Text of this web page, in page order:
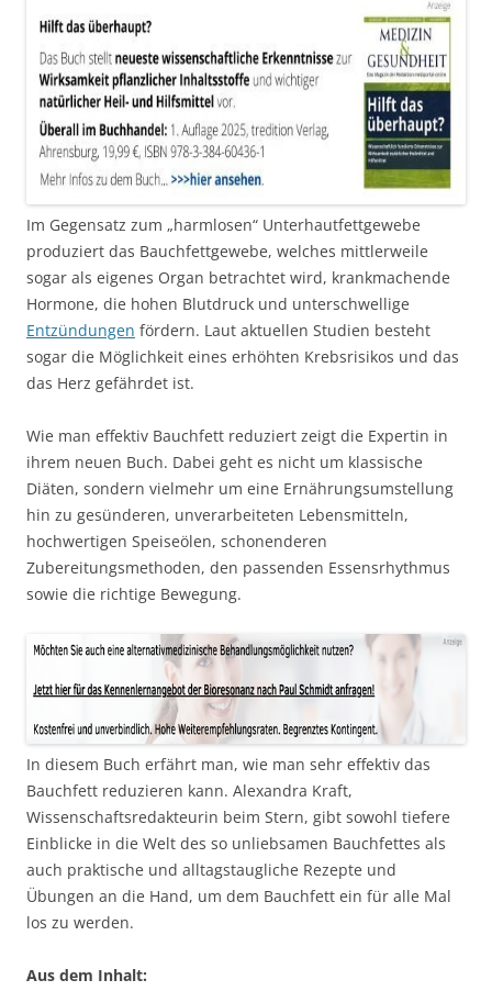
Im Gegensatz zum „harmlosen“ Unterhautfettgewebe
produziert das Bauchfettgewebe, welches mittlerweile
sogar als eigenes Organ betrachtet wird, krankmachende
Hormone, die hohen Blutdruck und unterschwellige
Entzündungen fördern. Laut aktuellen Studien besteht
sogar die Möglichkeit eines erhöhten Krebsrisikos und das
das Herz gefährdet ist.
Wie man effektiv Bauchfett reduziert zeigt die Expertin in
ihrem neuen Buch. Dabei geht es nicht um klassische
Diäten, sondern vielmehr um eine Ernährungsumstellung
hin zu gesünderen, unverarbeiteten Lebensmitteln,
hochwertigen Speiseölen, schonenderen
Zubereitungsmethoden, den passenden Essensrhythmus
sowie die richtige Bewegung.
In diesem Buch erfährt man, wie man sehr effektiv das
Bauchfett reduzieren kann. Alexandra Kraft,
Wissenschaftsredakteurin beim Stern, gibt sowohl tiefere
Einblicke in die Welt des so unliebsamen Bauchfettes als
auch praktische und alltagstaugliche Rezepte und
Übungen an die Hand, um dem Bauchfett ein für alle Mal
los zu werden.
Aus dem Inhalt: